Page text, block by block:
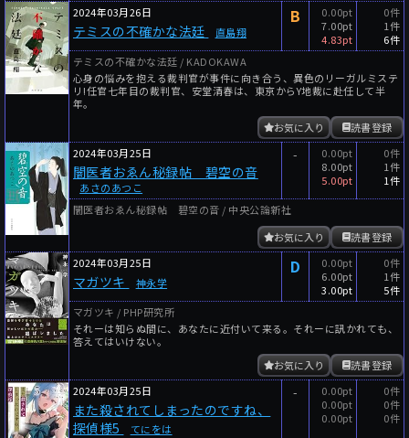
2024年03月26日
テミスの不確かな法廷 直島翔
B
0.00pt
7.00pt
4.83pt
0件
1件
6件
テミスの不確かな法廷 / KADOKAWA
心身の悩みを抱える裁判官が事件に向き合う、異色のリーガルミステ
リ!任官七年目の裁判官、安堂清春は、東京からY地裁に赴任して半
年。
読書登録
お気に入り
2024年03月25日
闇医者おゑん秘録帖 碧空の音
あさのあつこ
-
0.00pt
8.00pt
5.00pt
0件
1件
1件
闇医者おゑん秘録帖 碧空の音 / 中央公論新社
読書登録
お気に入り
2024年03月25日
マガツキ 神永学
D
0.00pt
6.00pt
3.00pt
0件
1件
5件
マガツキ / PHP研究所
それーは知らぬ間に、あなたに近付いて来る。それーに訊かれても、
答えてはいけない。
読書登録
お気に入り
2024年03月25日
また殺されてしまったのですね、
探偵様5
てにをは
-
0.00pt
0.00pt
0.00pt
0件
0件
0件